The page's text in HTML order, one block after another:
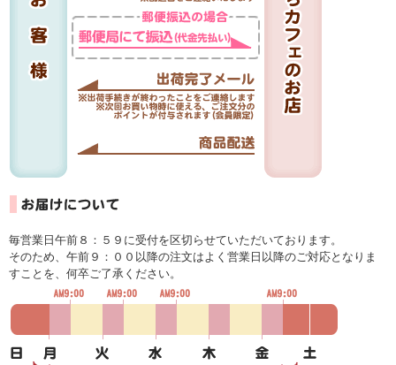
毎営業日午前８：５９に受付を区切らせていただいております。
そのため、午前９：００以降の注文はよく営業日以降のご対応となりま
すことを、何卒ご了承ください。